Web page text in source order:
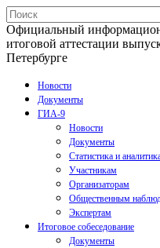
Официальный
итоговой аттестации
Петербурге
Новости
Документы
ГИА-9
Новости
Документы
Статистика и
Участникам
Организаторам
Общественным
Экспертам
Итоговое собеседование
Документы